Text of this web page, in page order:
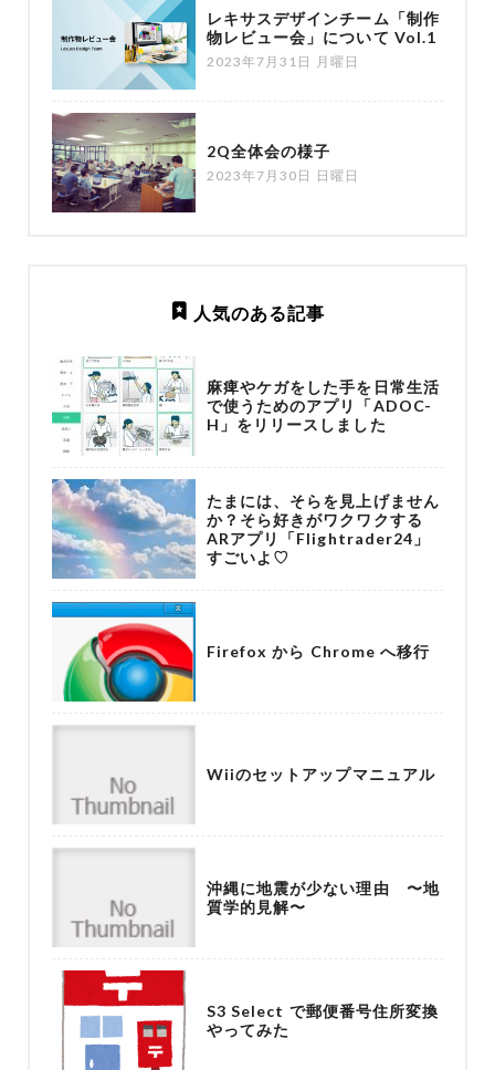
レキサスデザインチーム「制作
物レビュー会」について Vol.1
2023年7月31日 月曜日
2Q全体会の様子
2023年7月30日 日曜日
人気のある記事
麻痺やケガをした手を日常生活
で使うためのアプリ「ADOC-
H」をリリースしました
たまには、そらを見上げません
か？そら好きがワクワクする
ARアプリ「Flightrader24」
すごいよ♡
Firefox から Chrome へ移行
Wiiのセットアップマニュアル
沖縄に地震が少ない理由 〜地
質学的見解〜
S3 Select で郵便番号住所変換
やってみた